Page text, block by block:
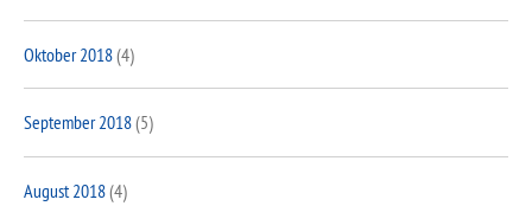
Oktober 2018(4)
September 2018(5)
August 2018(4)